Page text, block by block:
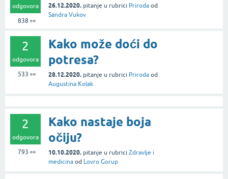
odgovora
838 👀
26.12.2020. pitanje u rubrici Priroda od
Sandra Vukov
2
odgovora
533 👀
Kako može doći do
potresa?
28.12.2020. pitanje u rubrici Priroda od
Augustina Kolak
2
odgovora
793 👀
Kako nastaje boja
očiju?
10.10.2020. pitanje u rubrici Zdravlje i
medicina od Lovro Gorup